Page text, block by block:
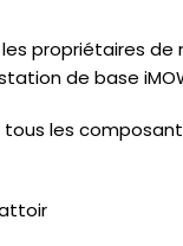
propriétaires
de base
tous les